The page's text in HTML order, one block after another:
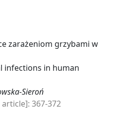
zarażeniom grzybami w
infections in human
Sieroń
367-372